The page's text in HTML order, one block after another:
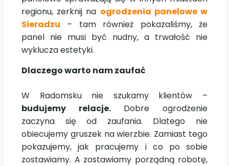
regionu, zerknij na ogrodzenia panelowe w
Sieradzu – tam również pokazaliśmy, że
panel nie musi być nudny, a trwałość nie
wyklucza estetyki.
Dlaczego warto nam zaufać
W Radomsku nie szukamy klientów –
budujemy relacje.Dobre ogrodzenie
zaczyna się od zaufania. Dlatego nie
obiecujemy gruszek na wierzbie. Zamiast tego
pokazujemy, jak pracujemy i co po sobie
zostawiamy. A zostawiamy porządną robotę,